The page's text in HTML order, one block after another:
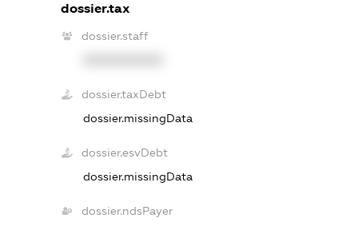
dossier.tax
dossier.staff
dossier.taxDebt
dossier.missingData
dossier.esvDebt
dossier.missingData
dossier.ndsPayer